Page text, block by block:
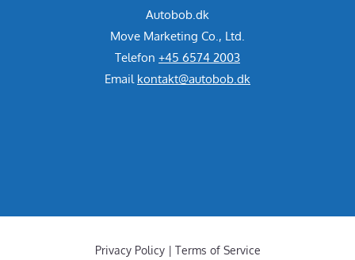
Autobob.dk
Move Marketing Co., Ltd.
Telefon +45 6574 2003
Email kontakt@autobob.dk
Privacy Policy | Terms of Service